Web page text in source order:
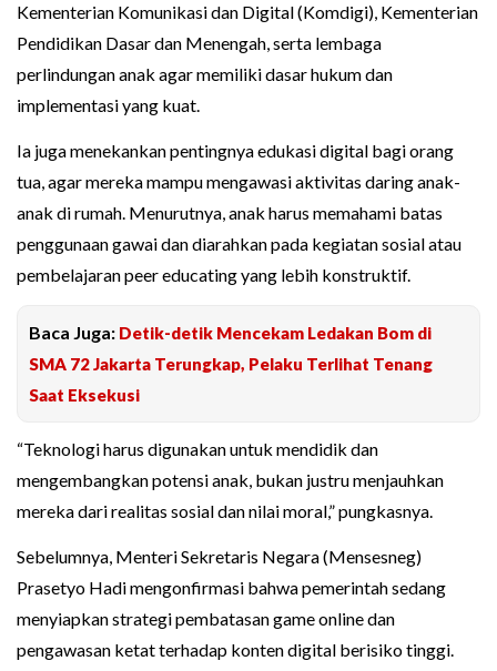
Kementerian Komunikasi dan Digital (Komdigi), Kementerian
Pendidikan Dasar dan Menengah, serta lembaga
perlindungan anak agar memiliki dasar hukum dan
implementasi yang kuat.
Ia juga menekankan pentingnya edukasi digital bagi orang
tua, agar mereka mampu mengawasi aktivitas daring anak-
anak di rumah. Menurutnya, anak harus memahami batas
penggunaan gawai dan diarahkan pada kegiatan sosial atau
pembelajaran peer educating yang lebih konstruktif.
Baca Juga: Detik-detik Mencekam Ledakan Bom di
SMA 72 Jakarta Terungkap, Pelaku Terlihat Tenang
Saat Eksekusi
“Teknologi harus digunakan untuk mendidik dan
mengembangkan potensi anak, bukan justru menjauhkan
mereka dari realitas sosial dan nilai moral,” pungkasnya.
Sebelumnya, Menteri Sekretaris Negara (Mensesneg)
Prasetyo Hadi mengonfirmasi bahwa pemerintah sedang
menyiapkan strategi pembatasan game online dan
pengawasan ketat terhadap konten digital berisiko tinggi.